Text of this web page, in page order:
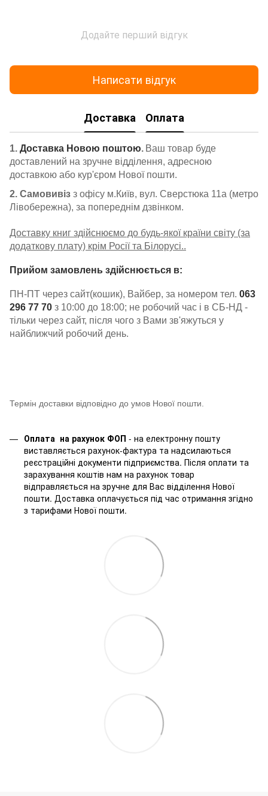
Додайте перший відгук
Написати відгук
Доставка Оплата
1. Доставка Новою поштою. Ваш товар буде
доставлений на зручне відділення, адресною
доставкою або кур'єром Нової пошти.
2. Самовивіз з офісу м.Київ, вул. Сверстюка 11а (метро
Лівобережна), за попереднім дзвінком.
Доставку книг здійснюємо до будь-якої країни світу (за
додаткову плату) крім Росії та Білорусі..
Прийом замовлень здійснюється в:
ПН-ПТ через сайт(кошик), Вайбер, за номером тел. 063
296 77 70 з 10:00 до 18:00; не робочий час і в СБ-НД -
тільки через сайт, після чого з Вами зв'яжуться у
найближчий робочий день.
Термін доставки відповідно до умов Нової пошти.
Оплата на рахунок ФОП - на електронну пошту
виставляється рахунок-фактура та надсилаються
реєстраційні документи підприємства. Після оплати та
зарахування коштів нам на рахунок товар
відправляється на зручне для Вас відділення Нової
пошти. Доставка оплачується під час отримання згідно
з тарифами Нової пошти.